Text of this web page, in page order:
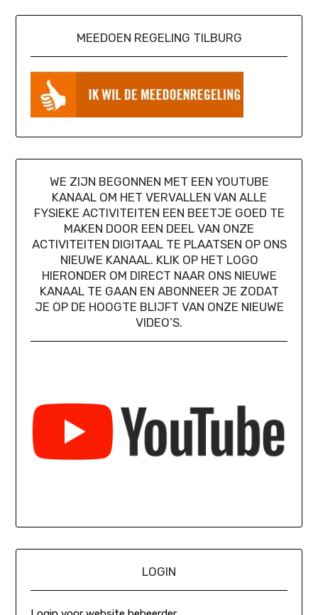
MEEDOEN REGELING TILBURG
WE ZIJN BEGONNEN MET EEN YOUTUBE
KANAAL OM HET VERVALLEN VAN ALLE
FYSIEKE ACTIVITEITEN EEN BEETJE GOED TE
MAKEN DOOR EEN DEEL VAN ONZE
ACTIVITEITEN DIGITAAL TE PLAATSEN OP ONS
NIEUWE KANAAL. KLIK OP HET LOGO
HIERONDER OM DIRECT NAAR ONS NIEUWE
KANAAL TE GAAN EN ABONNEER JE ZODAT
JE OP DE HOOGTE BLIJFT VAN ONZE NIEUWE
VIDEO’S.
LOGIN